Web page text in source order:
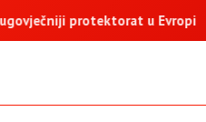
Amidžić: Bez obzira na histeriju